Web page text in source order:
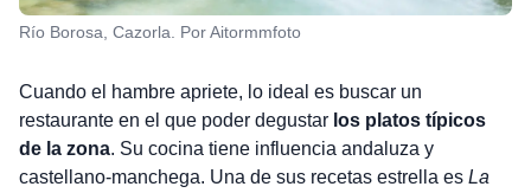
Río Borosa, Cazorla. Por Aitormmfoto
Cuando el hambre apriete, lo ideal es buscar un
restaurante en el que poder degustarlos platos típicos
de la zona. Su cocina tiene influencia andaluza y
castellano-manchega. Una de sus recetas estrella es La